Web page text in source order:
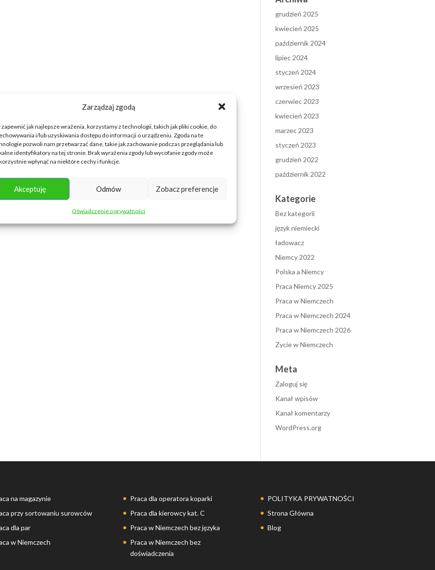
Zarządzaj zgodą
zapewnić jak najlepsze wrażenia, korzystamy z technologii, takich jak pliki cookie, do
i/lub uzyskiwania dostępu do informacji o urządzeniu. Zgoda na te
pozwoli nam przetwarzać dane, takie jak zachowanie podczas przeglądania lub
identyfikatory na tej stronie. Brak wyrażenia zgody lub wycofanie zgody może
wpłynąć na niektóre cechy i funkcje.
Akceptuję Odmów Zobacz preferencje
Oświadczenie o prywatności
grudzień 2025
kwiecień 2025
październik 2024
lipiec 2024
styczeń 2024
wrzesień 2023
czerwiec 2023
kwiecień 2023
marzec 2023
styczeń 2023
grudzień 2022
październik 2022
Kategorie
Bez kategorii
język niemiecki
ładowacz
Niemcy 2022
Polska a Niemcy
Praca Niemcy 2025
Praca w Niemczech
Praca w Niemczech 2024
Praca w Niemczech 2026
Zycie w Niemczech
Meta
Zaloguj się
Kanał wpisów
Kanał komentarzy
WordPress.org
na magazynie
przy sortowaniu surowców
dla par
w Niemczech
Praca dla operatora koparki
Praca dla kierowcy kat. C
Praca w Niemczech bez języka
Praca w Niemczech bez
doświadczenia
POLITYKA PRYWATNOŚCI
Strona Główna
Blog